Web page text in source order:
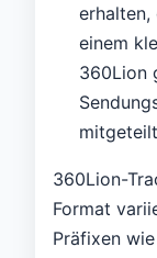
erhalten,
einem
360Lion
360Lion-
Format
Präfixen